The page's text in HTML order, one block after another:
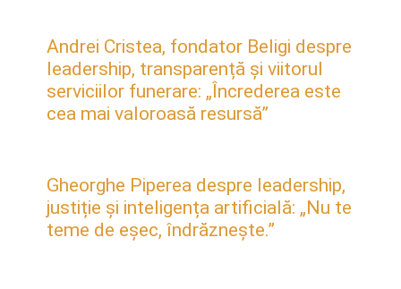
Andrei Cristea, fondator Beligi despre
leadership, transparență și viitorul
serviciilor funerare: „Încrederea este
cea mai valoroasă resursă”
Gheorghe Piperea despre leadership,
justiție și inteligența artificială: „Nu te
teme de eșec, îndrăznește.”